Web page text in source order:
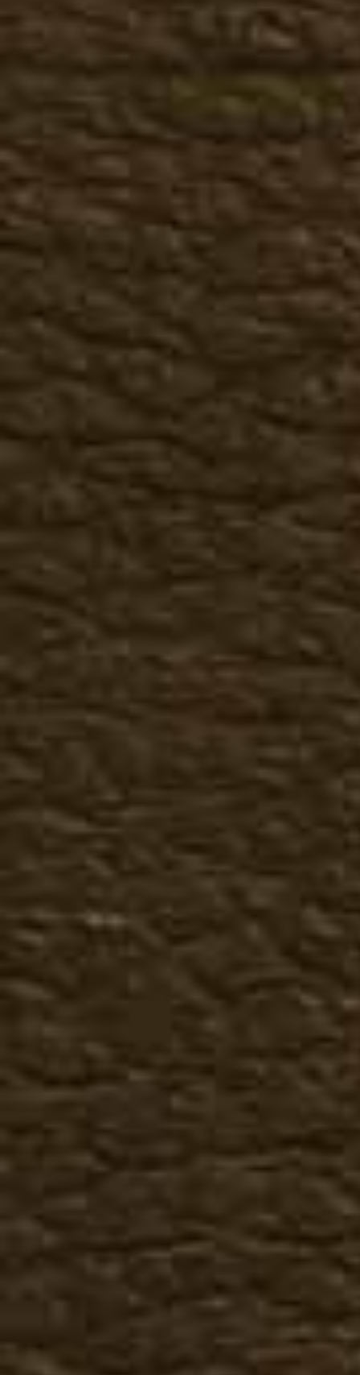
Мокасины, топсайдеры
Женская зимняя обувь
Казаки зимние
Ботинки зимние
Полусапоги зимние
Сапоги зимние
Большие размеры зима
Кожаная одежда
Мужская кожаная одежда
Куртки, косухи
Жилеты
Брюки
Головные уборы
Перчатки
Женская кожаная одежда
Жилеты
Брюки, юбки
Головные уборы
Перчатки
Футболки
3-D футболки
Животные
Птицы
Индейцы
Музыкальные
Фэнтази
Мото
Милитари
Музыкальные футболки
Животные
Птицы
Индейцы
Черепа
Фэнтази
Милитари
Аксессуары
Банданы
Подставка для снятия
Пряжки
Ремни
Сбруя к казакам
Средства по уходу за
Сувениры
Шнурки для обуви
Покупателям
Как сделать заказ
Гарантия, возврат
Отзывы, предложения